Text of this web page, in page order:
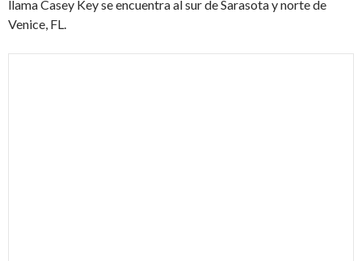
llama Casey Key se encuentra al sur de Sarasota y norte de
Venice, FL.